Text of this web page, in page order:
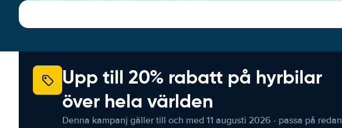
Upp till 20% rabatt på hyrbilar
över hela världen
Denna kampanj gäller till och med 11 augusti 2026 - passa på redan